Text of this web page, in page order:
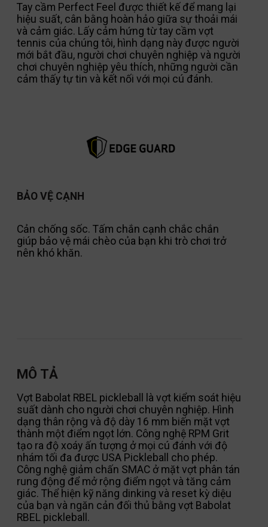
Tay cầm Perfect Feel được thiết kế để mang lại
hiệu suất, cân bằng hoàn hảo giữa sự thoải mái
và cảm giác. Lấy cảm hứng từ tay cầm vợt
tennis của chúng tôi, hình dạng này được người
mới bắt đầu, người chơi chuyên nghiệp và người
chơi chuyên nghiệp yêu thích, những người cần
cảm thấy tự tin và kết nối với mọi cú đánh.
BẢO VỆ CẠNH
Cản chống sốc. Tấm chắn cạnh chắc chắn
giúp bảo vệ mái chèo của bạn khi trò chơi trở
nên khó khăn.
MÔ TẢ
Vợt Babolat RBEL pickleball là vợt kiểm soát hiệu
suất dành cho người chơi chuyên nghiệp. Hình
dạng thân rộng và độ dày 16 mm biến mặt vợt
thành một điểm ngọt lớn. Công nghệ RPM Grit
tạo ra độ xoáy ấn tượng ở mọi cú đánh với độ
nhám tối đa được USA Pickleball cho phép.
Công nghệ giảm chấn SMAC ở mặt vợt phân tán
rung động để mở rộng điểm ngọt và tăng cảm
giác. Thể hiện kỹ năng dinking và reset kỳ diệu
của bạn và ngăn cản đối thủ bằng vợt Babolat
RBEL pickleball.